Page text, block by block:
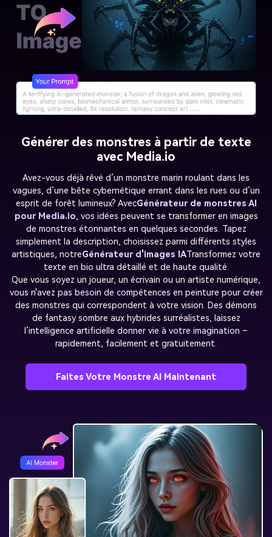
Générer des monstres à partir de texte
avec Media.io
Avez-vous déjà rêvé d’un monstre marin roulant dans les
vagues, d’une bête cybernétique errant dans les rues ou d’un
esprit de forêt lumineux? AvecGénérateur de monstres AI
pour Media.io, vos idées peuvent se transformer en images
de monstres étonnantes en quelques secondes. Tapez
simplement la description, choisissez parmi différents styles
artistiques, notreGénérateur d'images IATransformez votre
texte en bio ultra détaillé et de haute qualité.
Que vous soyez un joueur, un écrivain ou un artiste numérique,
vous n'avez pas besoin de compétences en peinture pour créer
des monstres qui correspondent à votre vision. Des démons
de fantasy sombre aux hybrides surréalistes, laissez
l’intelligence artificielle donner vie à votre imagination –
rapidement, facilement et gratuitement.
Faites Votre Monstre AI Maintenant